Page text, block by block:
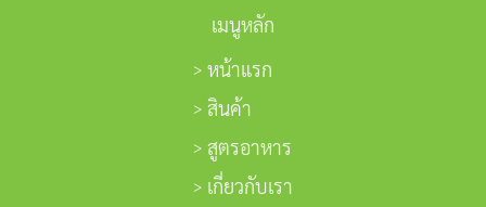
เมนูหลัก
หน้าแรก
สินค้า
สูตรอาหาร
เกี่ยวกับเรา